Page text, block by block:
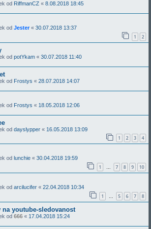
od RiffmanCZ « 8.08.2018 18:45
od Jester« 30.07.2018 13:37
1 2
od potYkam « 30.07.2018 11:40
od Frostys « 28.07.2018 14:07
od Frostys « 18.05.2018 12:06
od dayslypper « 16.05.2018 13:09
1 2 3 4
od lunchie « 30.04.2018 19:59
1 … 7 8 9 10
od arcilucifer « 22.04.2018 10:34
1 5 6 7 8
na youtube-sledovanost
od 666 « 17.04.2018 15:24